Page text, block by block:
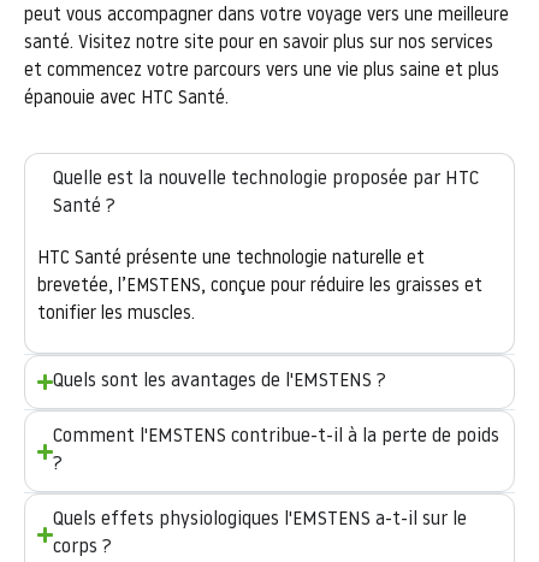
peut vous accompagner dans votre voyage vers une meilleure
santé. Visitez notre site pour en savoir plus sur nos services
et commencez votre parcours vers une vie plus saine et plus
épanouie avec HTC Santé.
Quelle est la nouvelle technologie proposée par HTC
Santé ?
HTC Santé présente une technologie naturelle et
brevetée, l’EMSTENS, conçue pour réduire les graisses et
tonifier les muscles.
Quels sont les avantages de l'EMSTENS ?
Comment l'EMSTENS contribue-t-il à la perte de poids
?
Quels effets physiologiques l'EMSTENS a-t-il sur le
corps ?